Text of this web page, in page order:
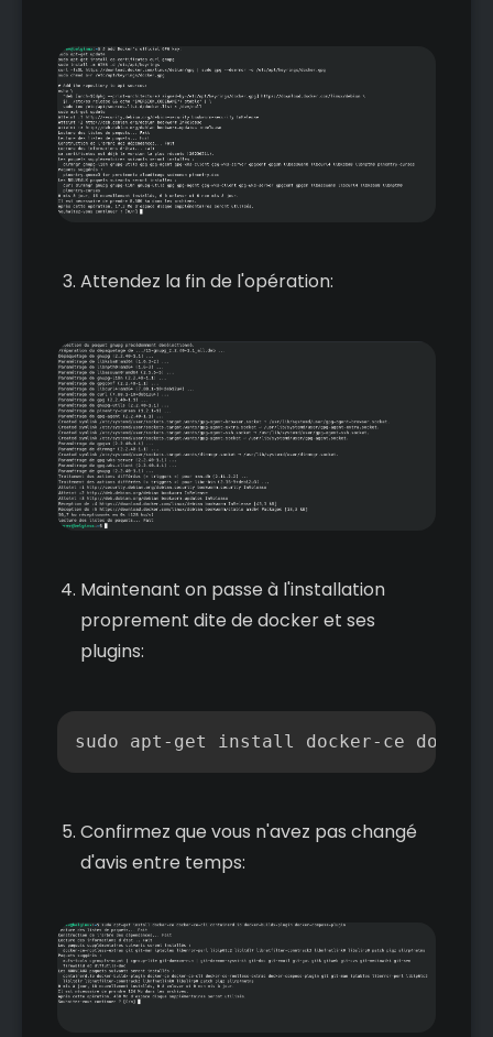
Attendez la fin de l'opération:
Maintenant on passe à l'installation
proprement dite de docker et ses
plugins:
sudo apt-get install docker-ceCopier
Confirmez que vous n'avez pas changé
d'avis entre temps: